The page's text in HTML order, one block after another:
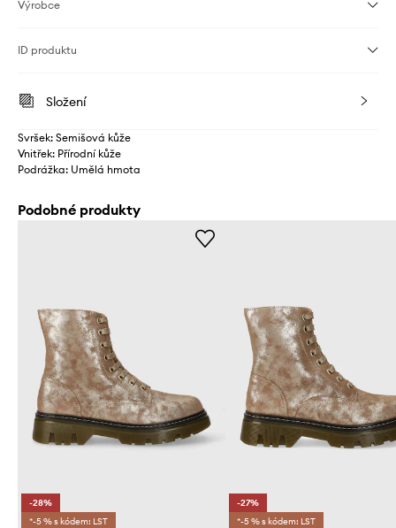
Výrobce
ID produktu
Složení
Svršek: Semišová kůže
Vnitřek: Přírodní kůže
Podrážka: Umělá hmota
Podobné produkty
-28%
*-5 % s kódem: LST
-27%
*-5 % s kódem: LST